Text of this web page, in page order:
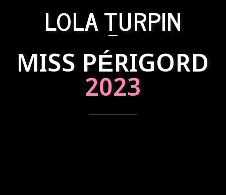
LOLA TURPIN
MISS PÉRIGORD
2023